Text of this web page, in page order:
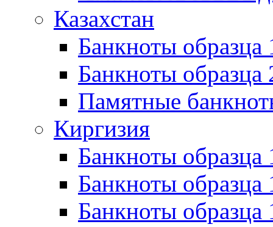
Казахстан
Банкноты
Банкноты образца
Памятные
Киргизия
Банкноты образца
Банкноты образца
Банкноты